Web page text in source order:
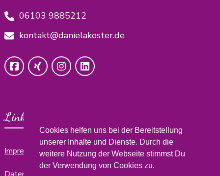
Cookies helfen uns bei der Bereitstellung
unserer Inhalte und Dienste. Durch die
weitere Nutzung der Webseite stimmst Du
der Verwendung von Cookies zu.
06103 9885212
kontakt@danielakoster.de
Links
Impressum